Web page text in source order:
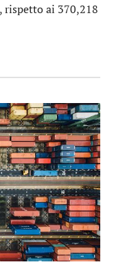
rispetto ai 370,218